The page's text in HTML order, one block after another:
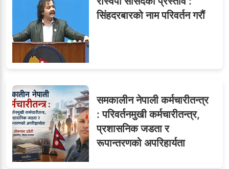
सिंहदरबारको नाम परिवर्तन गरौं
समकालीन नेपाली कर्मचारीतन्त्र
: परिवर्तनमुखी कर्मचारीतन्त्र,
प्रशासनिक जडता र
रूपान्तरणको अपरिहार्यता